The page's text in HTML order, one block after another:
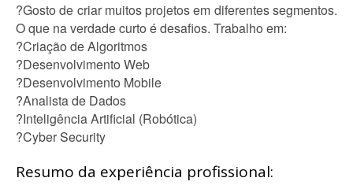
?Gosto de criar muitos projetos em diferentes segmentos.
O que na verdade curto é desafios. Trabalho em:
?Criação de Algoritmos
?Desenvolvimento Web
?Desenvolvimento Mobile
?Analista de Dados
?Inteligência Artificial (Robótica)
?Cyber Security
Resumo da experiência profissional: